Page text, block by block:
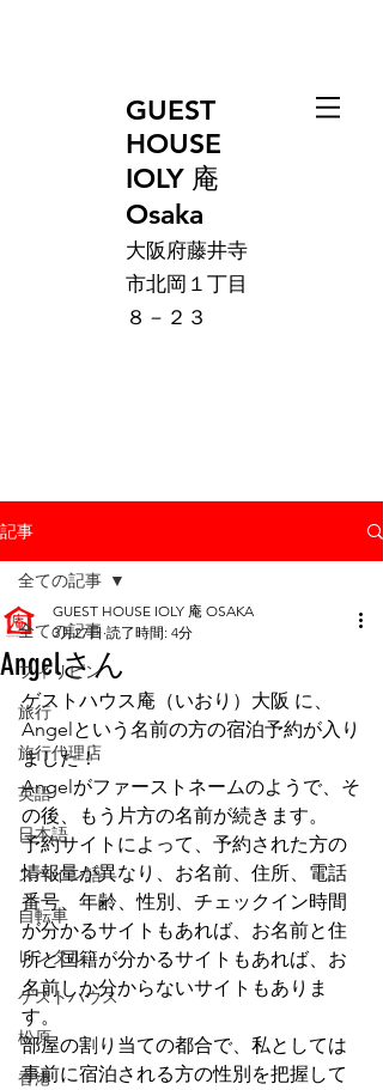
GUEST
HOUSE
IOLY 庵
Osaka
大阪府藤井寺
市北岡１丁目
８－２３
記事
全ての記事
フィリピン
旅行
旅行代理店
英語
日本語
スペイン語
自転車
レンタル
ゲストハウス
松原
香港
全ての記事
Angelさん
GUEST HOUSE IOLY 庵 OSAKA
3月27日 読了時間: 4分
ゲストハウス庵（いおり）大阪 に、
Angelという名前の方の宿泊予約が入り
ました！
Angelがファーストネームのようで、そ
の後、もう片方の名前が続きます。
予約サイトによって、予約された方の
情報量が異なり、お名前、住所、電話
番号、年齢、性別、チェックイン時間
が分かるサイトもあれば、お名前と住
所と国籍が分かるサイトもあれば、お
名前しか分からないサイトもありま
す。
部屋の割り当ての都合で、私としては
事前に宿泊される方の性別を把握して